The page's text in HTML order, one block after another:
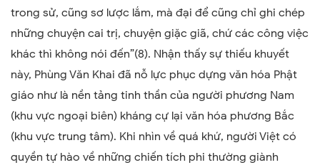
trong sử, cũng sơ lược lắm, mà đại để cũng chỉ ghi chép
những chuyện cai trị, chuyện giặc giã, chứ các công việc
khác thì không nói đến”(8). Nhận thấy sự thiếu khuyết
này, Phùng Văn Khai đã nỗ lực phục dựng văn hóa Phật
giáo như là nền tảng tinh thần của người phương Nam
(khu vực ngoại biên) kháng cự lại văn hóa phương Bắc
(khu vực trung tâm). Khi nhìn về quá khứ, người Việt có
quyền tự hào về những chiến tích phi thường giành